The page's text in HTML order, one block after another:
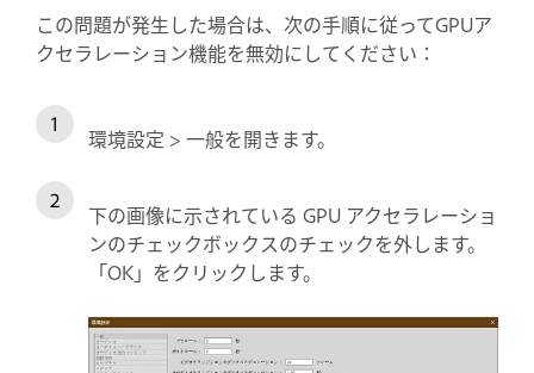
この問題が発生した場合は、次の手順に従ってGPUア
クセラレーション機能を無効にしてください：
環境設定 > 一般を開きます。
下の画像に示されている GPU アクセラレーショ
ンのチェックボックスのチェックを外します。
「OK」をクリックします。